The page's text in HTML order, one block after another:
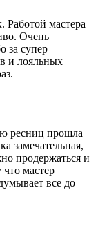
Работой мастера
Очень
за супер
и лояльных
ресниц прошла
замечательная,
продержаться и
что мастер
все до